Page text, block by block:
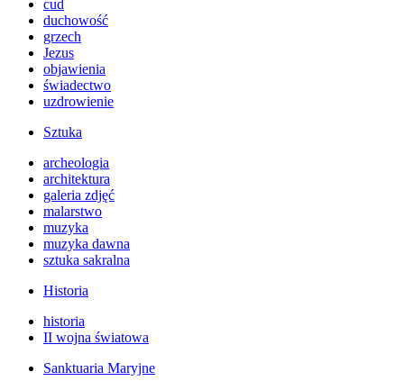
cud
duchowość
grzech
Jezus
objawienia
świadectwo
uzdrowienie
Sztuka
archeologia
architektura
galeria zdjęć
malarstwo
muzyka
muzyka dawna
sztuka sakralna
Historia
historia
II wojna światowa
Sanktuaria Maryjne